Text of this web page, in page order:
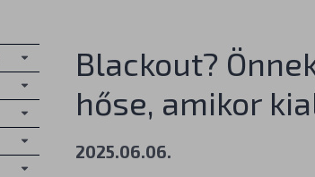
Blackout?
hőse, amikor
2025.06.06.